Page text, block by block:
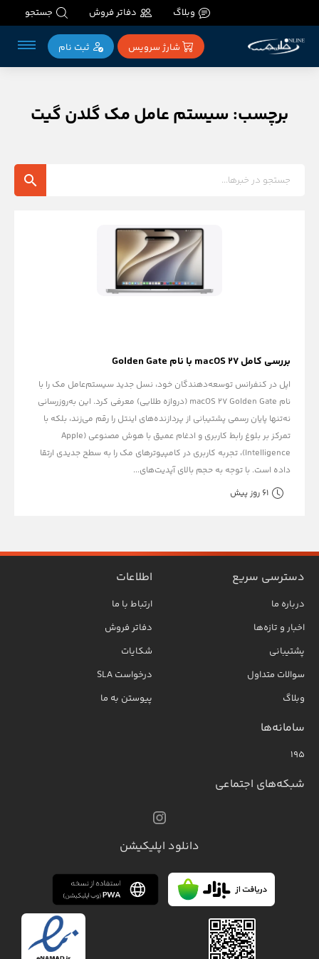
وبلاگ دفاتر فروش جستجو
شارژ سرویس ثبت‌ نام
برچسب: سیستم عامل مک گلدن گیت
بررسی کامل macOS 27 با نام Golden Gate
اپل در کنفرانس توسعه‌دهندگان خود، نسل جدید سیستم‌عامل مک را با
نام macOS 27 Golden Gate (دروازه طلایی) معرفی کرد. این به‌روزرسانی
نه‌تنها پایان رسمی پشتیبانی از پردازنده‌های اینتل را رقم می‌زند، بلکه با
تمرکز بر بلوغ رابط کاربری و ادغام عمیق با هوش مصنوعی (Apple
Intelligence)، تجربه کاربری در کامپیوترهای مک را به سطح جدیدی ارتقا
داده است. با توجه به حجم بالای آپدیت‌های...
61 روز پیش
دسترسی سریع
درباره ما
اخبار و تازه‌ها
پشتیبانی
سوالات متداول
وبلاگ
اطلاعات
ارتباط با ما
دفاتر فروش
شکایات
درخواست SLA
پیوستن به ما
سامانه‌ها
۱۹۵
شبکه‌های اجتماعی
دانلود اپلیکیشن